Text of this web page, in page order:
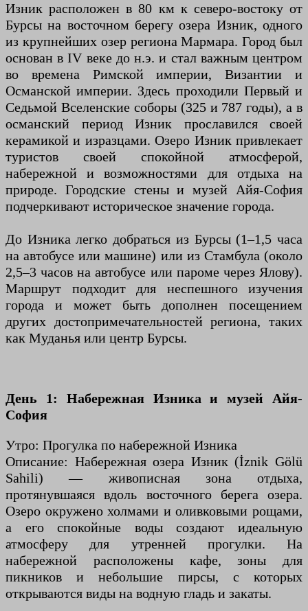
Изник расположен в 80 км к северо-востоку от
Бурсы на восточном берегу озера Изник, одного
из крупнейших озер региона Мармара. Город был
основан в IV веке до н.э. и стал важным центром
во времена Римской империи, Византии и
Османской империи. Здесь проходили Первый и
Седьмой Вселенские соборы (325 и 787 годы), а в
османский период Изник прославился своей
керамикой и изразцами. Озеро Изник привлекает
туристов своей спокойной атмосферой,
набережной и возможностями для отдыха на
природе. Городские стены и музей Айя-София
подчеркивают историческое значение города.
До Изника легко добраться из Бурсы (1–1,5 часа
на автобусе или машине) или из Стамбула (около
2,5–3 часов на автобусе или пароме через Ялову).
Маршрут подходит для неспешного изучения
города и может быть дополнен посещением
других достопримечательностей региона, таких
как Муданья или центр Бурсы.
День 1: Набережная Изника и музей Айя-
София
Утро: Прогулка по набережной Изника
Описание: Набережная озера Изник (İznik Gölü
Sahili) — живописная зона отдыха,
протянувшаяся вдоль восточного берега озера.
Озеро окружено холмами и оливковыми рощами,
а его спокойные воды создают идеальную
атмосферу для утренней прогулки. На
набережной расположены кафе, зоны для
пикников и небольшие пирсы, с которых
открываются виды на водную гладь и закаты.